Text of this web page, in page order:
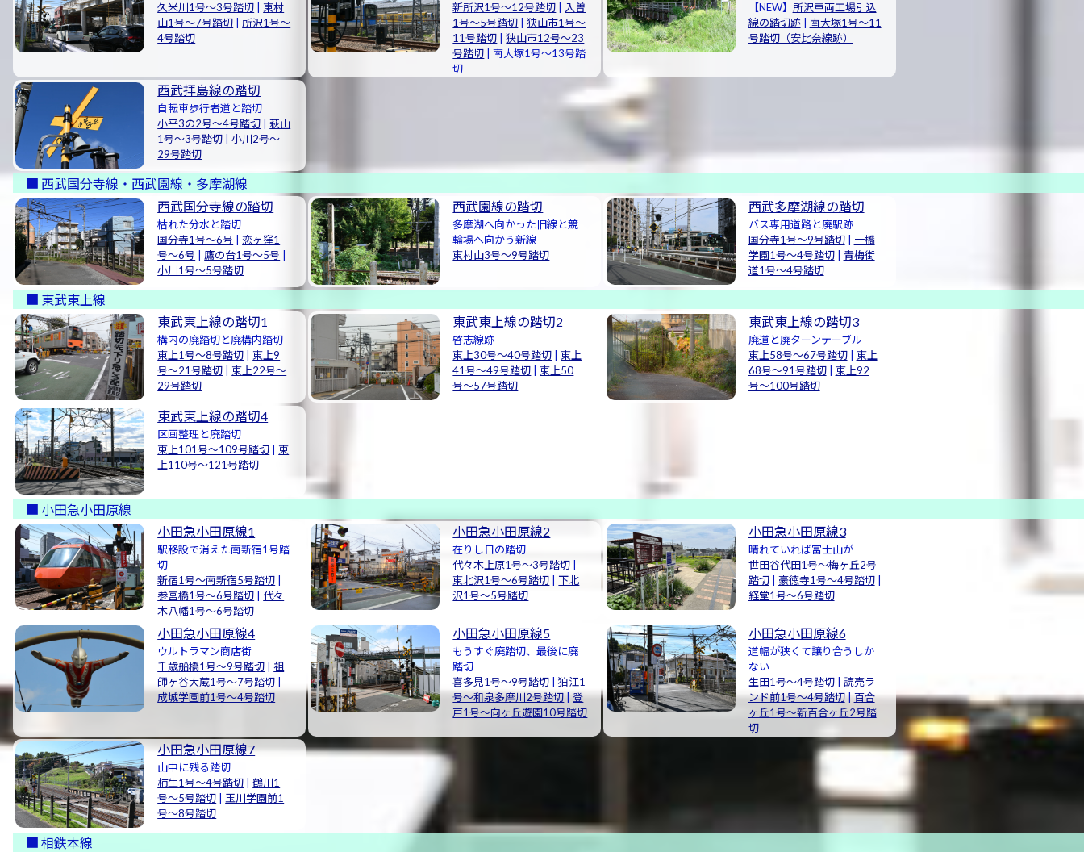
久米川1号〜3号踏切
東村
山1号〜7号踏切
所沢1号〜
4号踏切
新所沢1号〜12号踏切
入曽
1号〜5号踏切 |狭山市1号〜
11号踏切 |狭山市12号〜23
号踏切 |南大塚1号〜13号踏
切
【NEW】 所沢車両工場引込
線の踏切跡
南大塚1号〜11
号踏切（安比奈線跡）
西武拝島線の踏切
自転車歩行者道と踏切
小平3の2号〜4号踏切 |萩山
1号〜3号踏切 |小川2号〜
29号踏切
西武国分寺線・西武園線・多摩湖線
西武国分寺線の踏切
枯れた分水と踏切
国分寺1号〜6号 |恋ヶ窪1
号〜6号
鷹の台1号〜5号
小川1号〜5号踏切
西武園線の踏切
多摩湖へ向かった旧線と競
輪場へ向かう新線
東村山3号〜9号踏切
西武多摩湖線の踏切
バス専用道路と廃駅跡
国分寺1号〜9号踏切| 一橋
学園1号〜4号踏切| 青梅街
道1号〜4号踏切
東武東上線
東武東上線の踏切1
構内の廃踏切と廃構内踏切
東上1号〜8号踏切
東上9
号〜21号踏切
東上22号〜
29号踏切
東武東上線の踏切2
啓志線跡
東上30号〜40号踏切
東上
41号〜49号踏切
東上50
号〜57号踏切
東武東上線の踏切3
廃道と廃ターンテーブル
東上58号〜67号踏切| 東上
68号〜91号踏切| 東上92
号〜100号踏切
東武東上線の踏切4
区画整理と廃踏切
東上101号〜109号踏切 | 東
上110号〜121号踏切
小田急小田原線
小田急小田原線1
駅移設で消えた南新宿1号踏
切
新宿1号〜南新宿5号踏切
参宮橋1号〜6号踏切 |代々
木八幡1号〜6号踏切
小田急小田原線2
在りし日の踏切
代々木上原1号〜3号踏切
東北沢1号〜6号踏切
下北
沢1号〜5号踏切
小田急小田原線3
晴れていれば富士山が
世田谷代田1号〜梅ヶ丘2号
踏切| 豪徳寺1号〜4号踏切|
経堂1号〜6号踏切
小田急小田原線4
ウルトラマン商店街
千歳船橋1号〜9号踏切 |祖
師ヶ谷大蔵1号〜7号踏切 |
成城学園前1号〜4号踏切
小田急小田原線5
もうすぐ廃踏切、最後に廃
踏切
喜多見1号〜9号踏切 |狛江1
号〜和泉多摩川2号踏切|登
戸1号〜向ヶ丘遊園10号踏切
小田急小田原線6
道幅が狭くて譲り合うしか
ない
生田1号〜4号踏切| 読売ラ
ンド前1号〜4号踏切|百合
ヶ丘1号〜新百合ヶ丘2号踏
切
小田急小田原線7
山中に残る踏切
柿生1号〜4号踏切 |鶴川1
号〜5号踏切
玉川学園前1
号〜8号踏切
相鉄本線